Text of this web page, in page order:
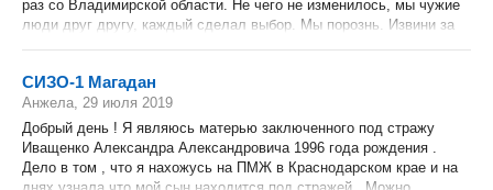
раз со Владимирской области. Не чего не изменилось, мы чужие
люди друг другу, каждый сделал выбор. Мы порознь. Извини за
СИЗО-1 Магадан
Анжела, 29 июля 2019
Добрый день ! Я являюсь матерью заключенного под стражу
Иващенко Александра Александровича 1996 года рождения .
Дело в том , что я нахожусь на ПМЖ в Краснодарском крае и на